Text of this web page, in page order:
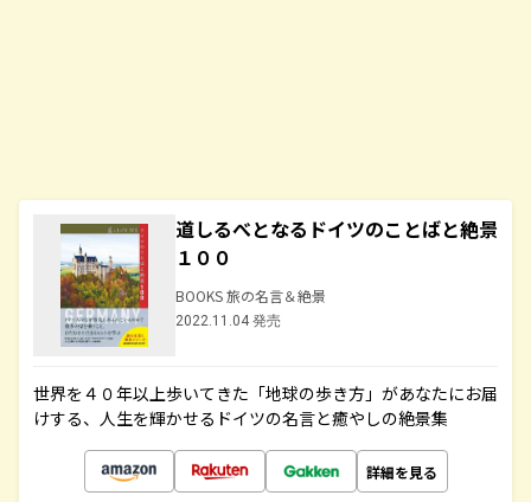
道しるべとなるドイツのことばと絶景
１００
BOOKS 旅の名言＆絶景
2022.11.04 発売
世界を４０年以上歩いてきた「地球の歩き方」があなたにお届
けする、人生を輝かせるドイツの名言と癒やしの絶景集
詳細を見る